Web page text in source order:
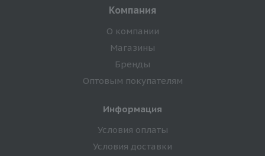
Компания
О компании
Магазины
Бренды
Оптовым покупателям
Информация
Условия оплаты
Условия доставки